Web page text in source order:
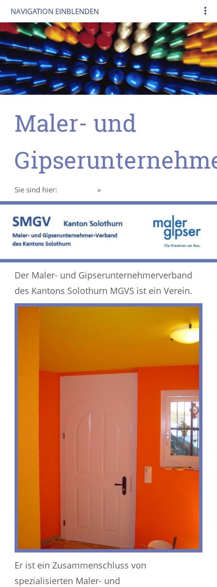
NAVIGATION EINBLENDEN
Maler- und
Sie sind hier: »
Der Maler- und Gipserunternehmerverband
des Kantons Solothurn MGVS ist ein Verein.
Er ist ein Zusammenschluss von
spezialisierten Maler- und